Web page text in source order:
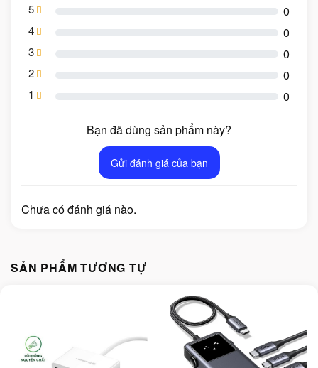
5 0
4 0
3 0
2 0
1 0
Bạn đã dùng sản phẩm này?
Gửi đánh giá của bạn
Chưa có đánh giá nào.
SẢN PHẨM TƯƠNG TỰ